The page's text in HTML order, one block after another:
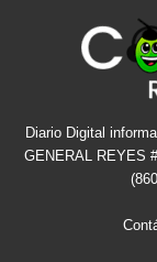
Diario Digital
GENERAL REYES